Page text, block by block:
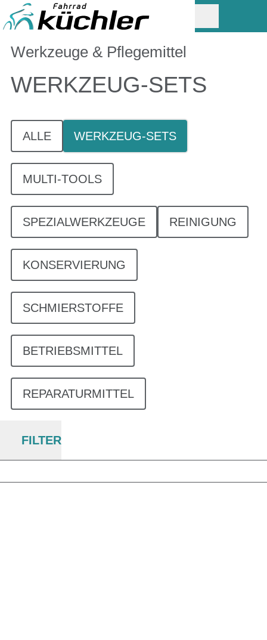
Werkzeuge & Pflegemittel
WERKZEUG-SETS
ALLE WERKZEUG-SETS
MULTI-TOOLS
SPEZIALWERKZEUGE REINIGUNG
KONSERVIERUNG
SCHMIERSTOFFE
BETRIEBSMITTEL
REPARATURMITTEL
FILTER